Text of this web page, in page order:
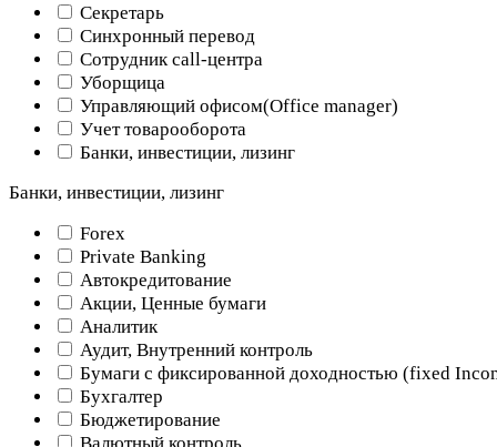
Секретарь
Синхронный перевод
Сотрудник call-центра
Уборщица
Управляющий офисом(Оffice manager)
Учет товарооборота
Банки, инвестиции, лизинг
Банки, инвестиции, лизинг
Forex
Private Banking
Автокредитование
Акции, Ценные бумаги
Аналитик
Аудит, Внутренний контроль
Бумаги с фиксированной доходностью (fixed
Бухгалтер
Бюджетирование